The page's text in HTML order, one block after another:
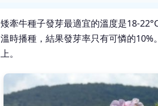
矮牽牛種子發芽最適宜的溫度是18-
溫時播種，結果發芽率只有可憐的
上。